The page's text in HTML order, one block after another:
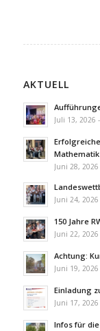
AKTUELL
Juli 13, 2026
Mathematik
Juni 28,
Juni 24,
150 Jahre
Juni 22,
Achtung:
Juni 19,
Einladung
Juni 17,
Infos für